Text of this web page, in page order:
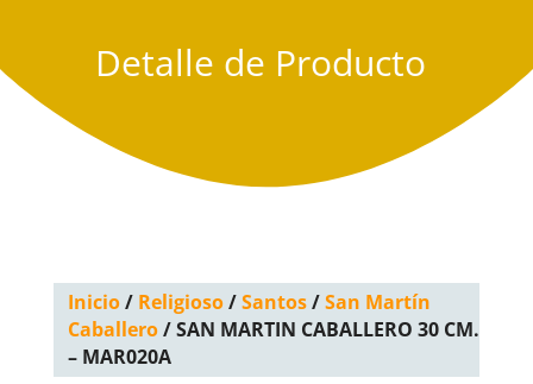
Detalle de Producto
Inicio/ Religioso/Santos/San Martín
Caballero/ SAN MARTIN CABALLERO 30 CM.
– MAR020A